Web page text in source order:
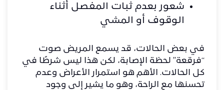
شعور بعدم ثبات المفصل أثناء
الوقوف أو المشي
في بعض الحالات، قد يسمع المريض صوت
“فرقعة” لحظة الإصابة، لكن هذا ليس شرطًا في
كل الحالات. الأهم هو استمرار الأعراض وعدم
تحسنها مع الراحة، وهو ما يشير إلى وجود